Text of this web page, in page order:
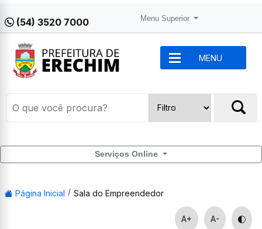
(54) 3520 7000 Menu Superior
MENU
Serviços Online
Página Inicial Sala do Empreendedor
A+ A-